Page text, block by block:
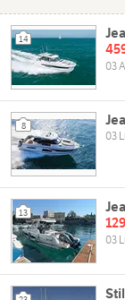
14
03
8
03
13
03